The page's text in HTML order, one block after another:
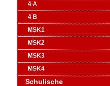
4 A
4 B
MSK1
MSK2
MSK3
MSK4
Schulische